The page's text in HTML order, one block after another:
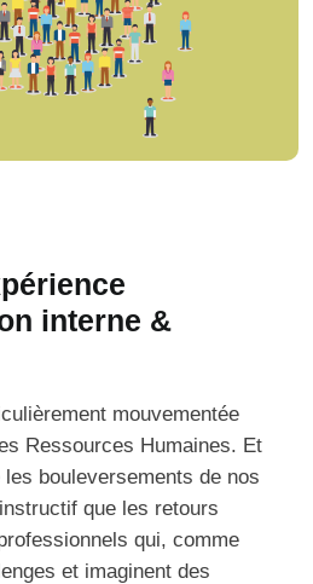
interne &
mouvementée
Ressources Humaines. Et
bouleversements de nos
que les retours
qui, comme
et imaginent des